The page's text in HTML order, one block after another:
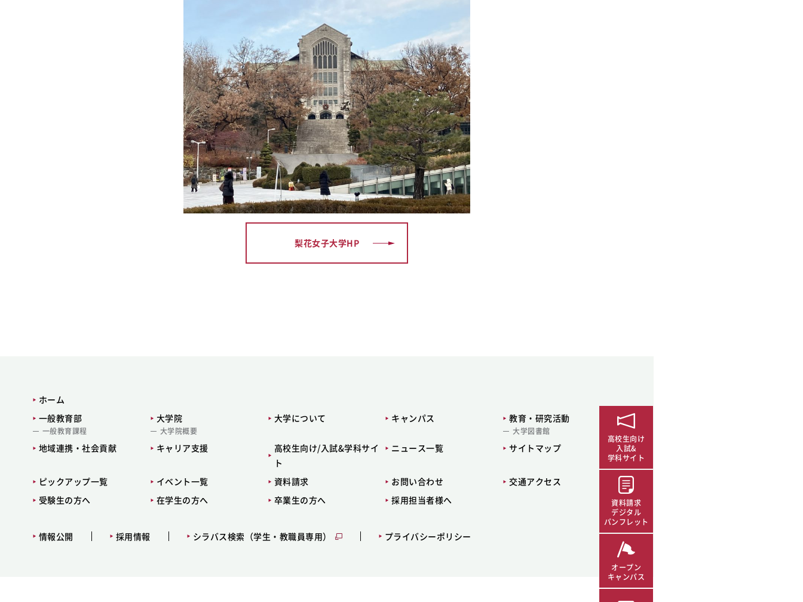
梨花女子大学HP
ホーム
一般教育部
一般教育課程
大学院
大学院概要
大学について キャンパス 教育・研究活動
大学図書館
地域連携・社会貢献 キャリア支援
高校生向け/入試&学科サイ
ト
ニュース一覧 サイトマップ
ピックアップ一覧 イベント一覧 資料請求 お問い合わせ
交通アクセス
受験生の方へ
在学生の方へ 卒業生の方へ 採用担当者様へ
情報公開 採用情報 シラバス検索（学生・教職員専用） プライバシーポリシー
高校生向け
入試&
学科サイト
資料請求
デジタル
パンフレット
オープン
キャンパス